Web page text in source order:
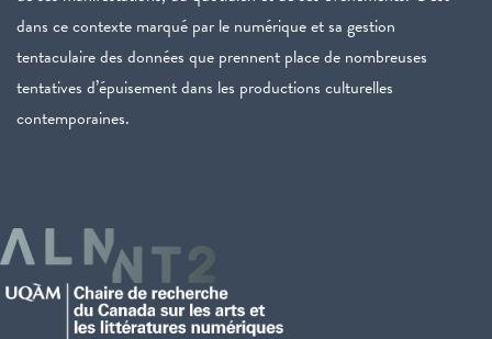
dans ce contexte marqué par le numérique et sa gestion
tentaculaire des données que prennent place de nombreuses
tentatives d’épuisement dans les productions culturelles
contemporaines.